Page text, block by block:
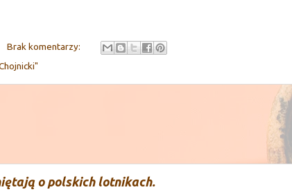
Brak komentarzy:
o polskich lotnikach.